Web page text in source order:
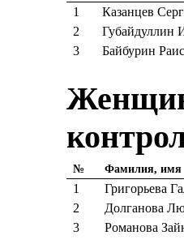
1 Казанцев
2
Губайдуллин
3
Байбурин Раис
№ Фамилия, имя
1 Григорьева
2
Долганова
3
Романова